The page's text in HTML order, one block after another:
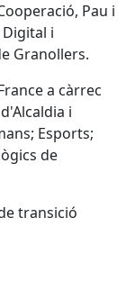
Pau i
i
Granollers.
a càrrec
i
Esports;
de
transició